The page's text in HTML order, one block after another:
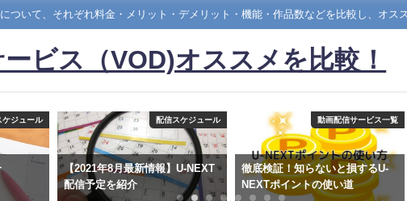
ついて、それぞれ料金・メリット・デメリット・機能・作品数などを比較し、オス
ビス（VOD)オススメを比較！
ケジュール 配信スケジュール
【2021年8月最新情報】U-NEXT
配信予定を紹介
動画配信サービス一覧
徹底検証！知らないと損するU-
NEXTポイントの使い道